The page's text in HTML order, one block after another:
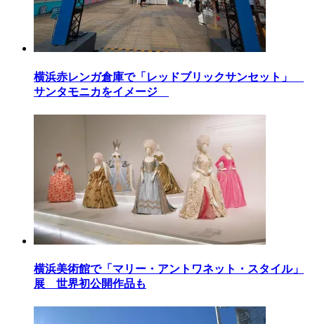
横浜赤レンガ倉庫で「レッドブリックサンセット」
サンタモニカをイメージ
横浜美術館で「マリー・アントワネット・スタイル」
展 世界初公開作品も